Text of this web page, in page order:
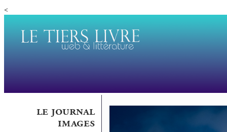
<
le journal
images